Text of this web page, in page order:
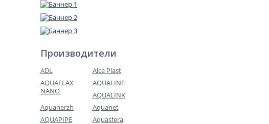
Производители
ADL
Alca Plast
AQUAFLAX
NANO
AQUALINE
AQUALINK
Aquanerzh
Aquanet
AQUAPIPE
Aquasfera